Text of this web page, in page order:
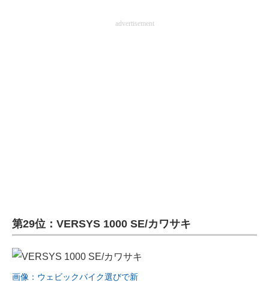
advertisement
第29位：VERSYS 1000 SE/カワサキ
画像：ウェビックバイク選びで新